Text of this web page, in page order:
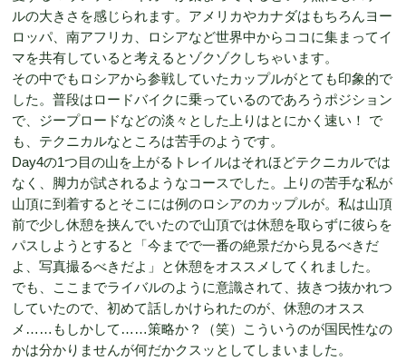
ルの大きさを感じられます。アメリカやカナダはもちろんヨー
ロッパ、南アフリカ、ロシアなど世界中からココに集まってイ
マを共有していると考えるとゾクゾクしちゃいます。
その中でもロシアから参戦していたカップルがとても印象的で
した。普段はロードバイクに乗っているのであろうポジション
で、ジープロードなどの淡々とした上りはとにかく速い！ で
も、テクニカルなところは苦手のようです。
Day4の1つ目の山を上がるトレイルはそれほどテクニカルでは
なく、脚力が試されるようなコースでした。上りの苦手な私が
山頂に到着するとそこには例のロシアのカップルが。私は山頂
前で少し休憩を挟んでいたので山頂では休憩を取らずに彼らを
パスしようとすると「今までで一番の絶景だから見るべきだ
よ、写真撮るべきだよ」と休憩をオススメしてくれました。
でも、ここまでライバルのように意識されて、抜きつ抜かれつ
していたので、初めて話しかけられたのが、休憩のオスス
メ……もしかして……策略か？（笑）こういうのが国民性なの
かは分かりませんが何だかクスッとしてしまいました。